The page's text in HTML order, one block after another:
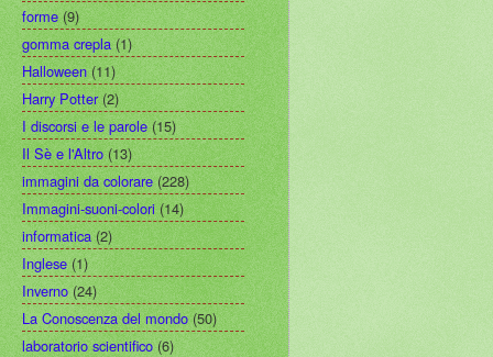
forme (9)
gomma crepla (1)
Halloween (11)
Harry Potter (2)
I discorsi e le parole (15)
Il Sè e l'Altro (13)
immagini da colorare (228)
Immagini-suoni-colori (14)
informatica (2)
Inglese (1)
Inverno (24)
La Conoscenza del mondo (50)
laboratorio scientifico (6)